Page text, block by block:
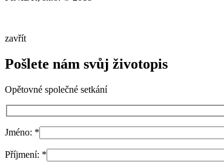
zavřít
Pošlete nám svůj životopis
Opětovné společné setkání
Jméno: *
Příjmení: *